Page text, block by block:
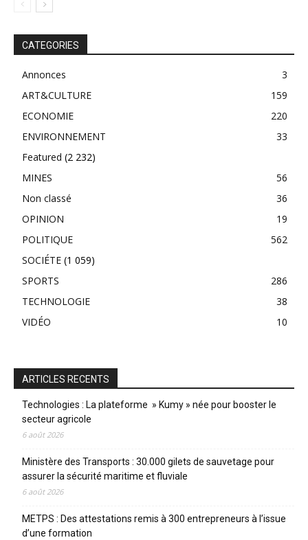
CATEGORIES
Annonces
3
ART&CULTURE
159
ECONOMIE
220
ENVIRONNEMENT
33
Featured (2 232)
MINES
56
Non classé
36
OPINION
19
POLITIQUE
562
SOCIÉTE (1 059)
SPORTS
286
TECHNOLOGIE
38
VIDÉO
10
ARTICLES RECENTS
Technologies : La plateforme » Kumy » née pour booster le
secteur agricole
6 août 2026
Ministère des Transports : 30.000 gilets de sauvetage pour
assurer la sécurité maritime et fluviale
6 août 2026
METPS : Des attestations remis à 300 entrepreneurs à l’issue
d’une formation